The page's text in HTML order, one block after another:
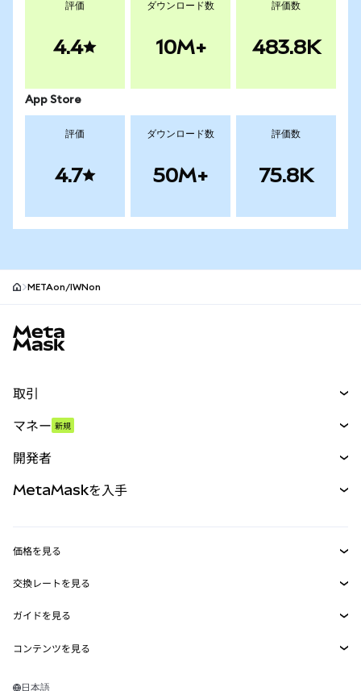
評価
4.4
ダウンロード数
10M+
評価数
483.8K
App Store
評価
4.7
ダウンロード数
50M+
評価数
75.8K
METAon/IWNon
取引
パーペチュアル
RWA
マネー 新規
開発者
MetaMask Connect
Snaps
Web3サービス
MetaMaskを入手
セキュリティ
サポート
キャリア
価格を見る
イーサリアムの価格
Solanaの価格
Tetherの価格
交換レートを見る
ETH→USD
USDT→INR
ガイドを見る
ETHの購入
コンテンツを見る
Solanaウォレット
日本語